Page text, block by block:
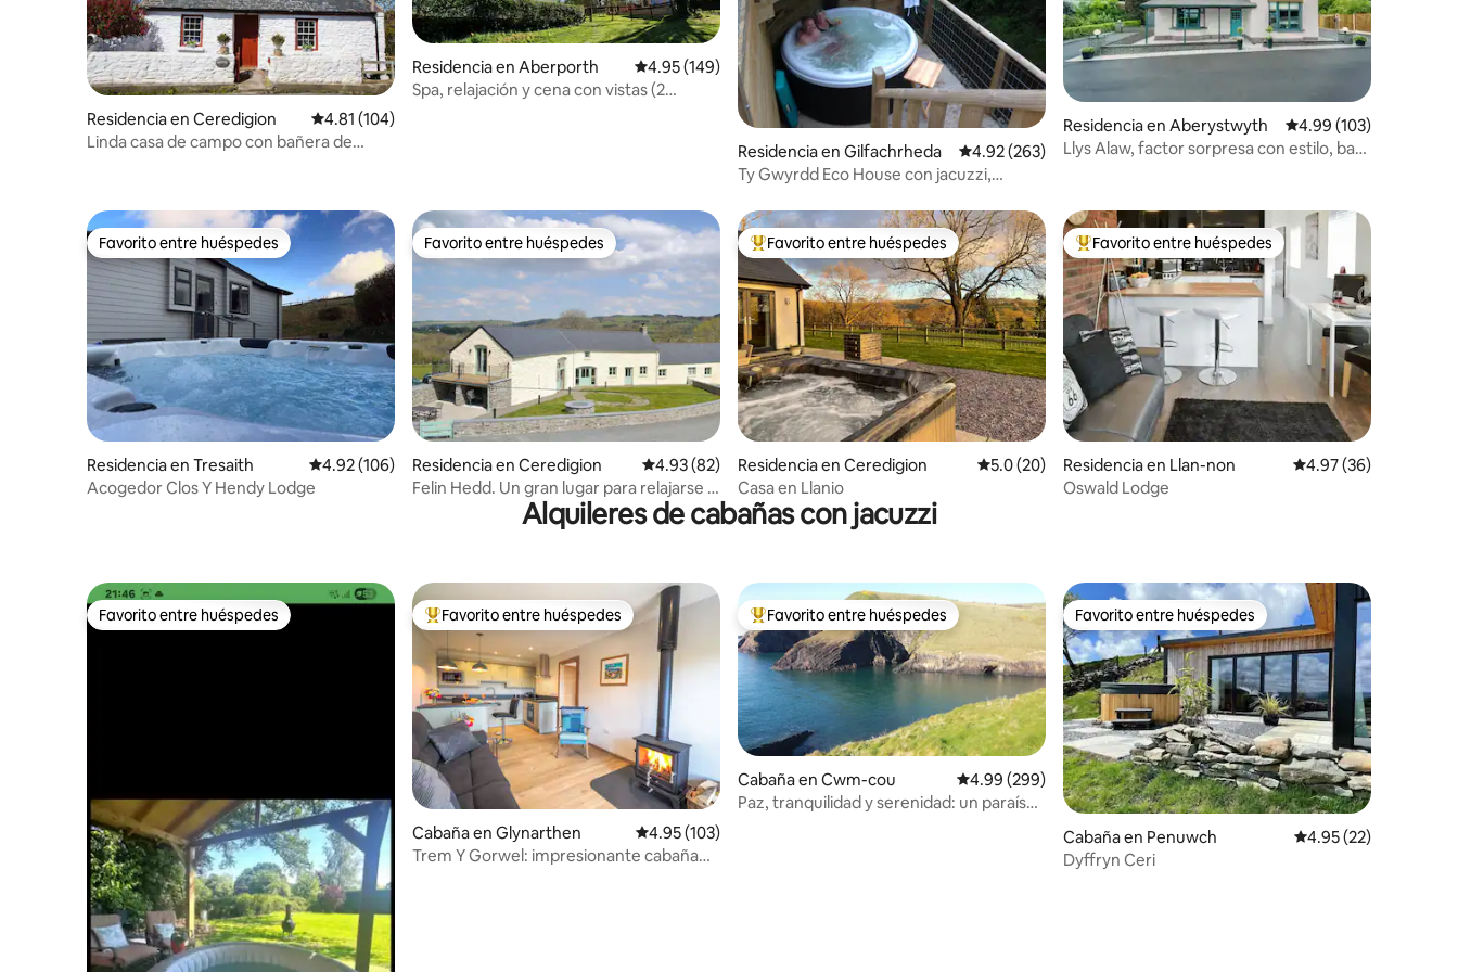
Residencia en Ceredigion Calificación promedio: 4.81 de 5; 104 evaluaciones
4.81 (104)
Linda casa de campo con bañera de
Residencia en Aberporth Calificación promedio: 4.95 de 5; 149 evaluaciones
4.95 (149)
Spa, relajación y cena con vistas (2
Residencia en Gilfachrheda Calificación promedio: 4.92 de 5; 263 evaluaciones
4.92 (263)
Ty Gwyrdd Eco House con jacuzzi,
Residencia en Aberystwyth Calificación promedio:
4.99 (103)
Llys Alaw, factor sorpresa con estilo, bar
Favorito entre huéspedes
Favorito entre huéspedes
Residencia en Tresaith Calificación promedio: 4.92 de 5; 106 evaluaciones
4.92 (106)
Acogedor Clos Y Hendy Lodge
Favorito entre huéspedes
Favorito entre huéspedes
Residencia en Ceredigion Calificación promedio: 4.93 de 5; 82 evaluaciones
4.93 (82)
Felin Hedd. Un gran lugar para relajarse o
De los mejores en Favorito entre huéspedes
Favorito entre huéspedes
Residencia en Ceredigion Calificación promedio: 5.0 de 5; 20 evaluaciones
5.0 (20)
Casa en Llanio
De los mejores en Favorito entre huéspedes
Favorito entre huéspedes
Residencia en Llan-non Calificación
4.97 (36)
Oswald Lodge
Alquileres de cabañas con jacuzzi
Favorito entre huéspedes
Favorito entre huéspedes De los mejores en Favorito entre huéspedes
Favorito entre huéspedes
Cabaña en Glynarthen Calificación promedio: 4.95 de 5; 103 evaluaciones
4.95 (103)
Trem Y Gorwel: impresionante cabaña
De los mejores en Favorito entre huéspedes
Favorito entre huéspedes
Cabaña en Cwm-cou Calificación promedio: 4.99 de 5; 299 evaluaciones
4.99 (299)
Paz, tranquilidad y serenidad: un paraíso
Favorito entre huéspedes
Favorito entre huéspedes
Cabaña en Penuwch Calificación
4.95 (22)
Dyffryn Ceri